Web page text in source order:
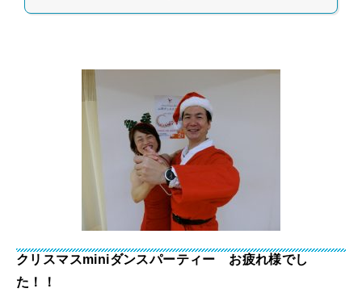
クリスマスminiダンスパーティー お疲れ様でし
た！！